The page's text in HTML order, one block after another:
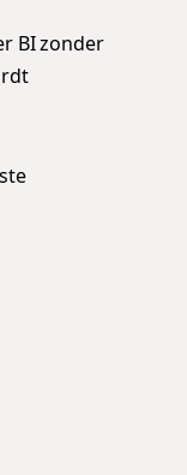
BI zonder